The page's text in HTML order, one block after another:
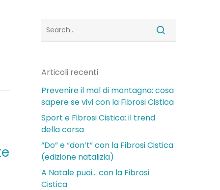
Articoli recenti
Prevenire il mal di montagna: cosa
sapere se vivi con la Fibrosi Cistica
Sport e Fibrosi Cistica: il trend
della corsa
“Do” e “don’t” con la Fibrosi Cistica
(edizione natalizia)
A Natale puoi… con la Fibrosi
Cistica